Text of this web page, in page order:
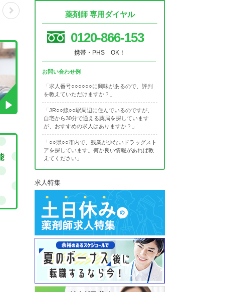
薬剤師 専用ダイヤル
0120-866-153
携帯・PHS OK！
お問い合わせ例
「求人番号○○○○○○に興味があるので、評判
を教えていただけますか？」
「JR○○線○○駅周辺に住んでいるのですが、
自宅から30分で通える薬局を探しています
が、おすすめの求人はありますか？」
「○○県○○市内で、残業が少ないドラッグスト
アを探しています。何か良い情報があれば教
えてください」
求人特集